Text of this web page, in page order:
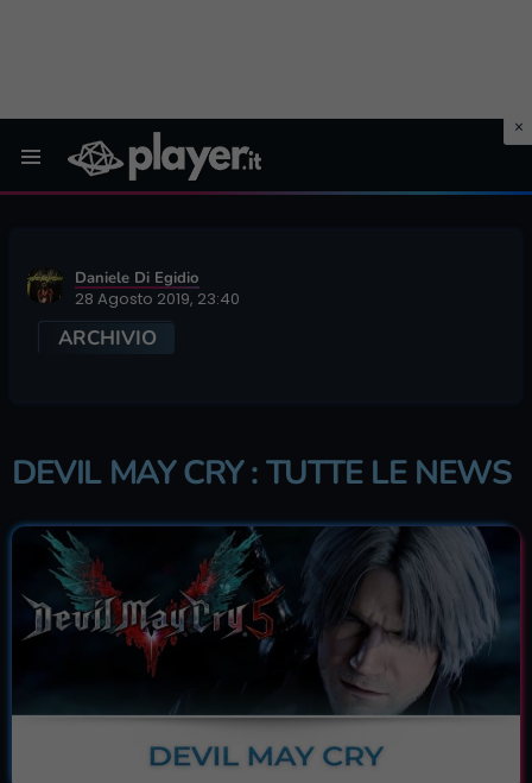
Daniele Di Egidio
28 Agosto 2019, 23:40
ARCHIVIO
DEVIL MAY CRY : TUTTE LE NEWS